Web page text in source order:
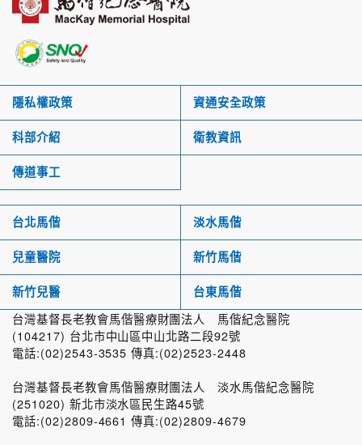
隱私權政策 資通安全政策
科部介紹 衛教資訊
傳道事工
台北馬偕 淡水馬偕
兒童醫院 新竹馬偕
新竹兒醫 台東馬偕
台灣基督長老教會馬偕醫療財團法人 馬偕紀念醫院
(104217) 台北市中山區中山北路二段92號
電話:(02)2543-3535 傳真:(02)2523-2448
台灣基督長老教會馬偕醫療財團法人 淡水馬偕紀念醫院
(251020) 新北市淡水區民生路45號
電話:(02)2809-4661 傳真:(02)2809-4679